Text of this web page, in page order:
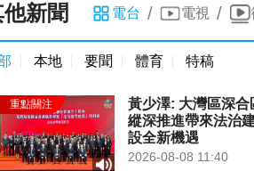
新聞 電台 / 電視 /
本地 要聞 體育 特稿
黃少澤: 大灣區深合
縱深推進帶來法治
設全新機遇
2026-08-08 11:40